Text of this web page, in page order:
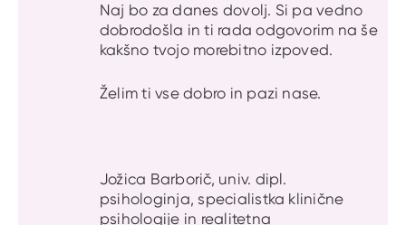
Naj bo za danes dovolj. Si pa vedno
dobrodošla in ti rada odgovorim na še
kakšno tvojo morebitno izpoved.
Želim ti vse dobro in pazi nase.
Jožica Barborič, univ. dipl.
psihologinja, specialistka klinične
psihologije in realitetna